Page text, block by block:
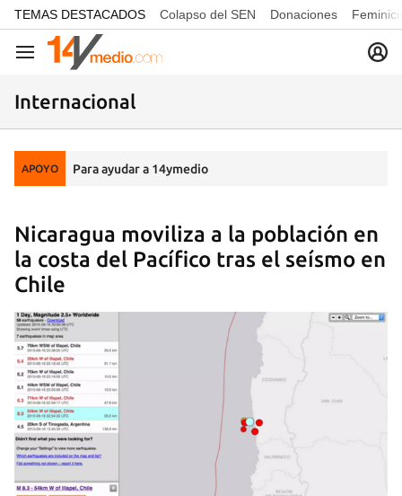
common.go-to-content
TEMAS DESTACADOS Colapso del SEN Donaciones
Navegación
Internacional
APOYO Para ayudar a 14ymedio
Nicaragua moviliza a la población en
la costa del Pacífico tras el seísmo en
Chile